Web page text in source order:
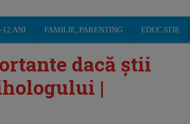
12 ANI FAMILIE, PARENTING EDUCATIE
dacă știi
|